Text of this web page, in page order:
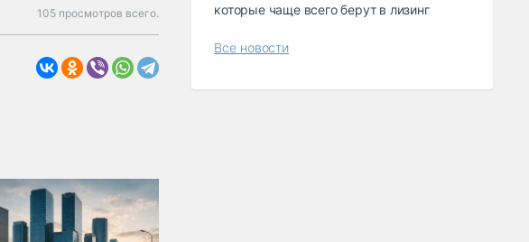
105 просмотров всего.
которые чаще всего берут в лизинг
Все новости